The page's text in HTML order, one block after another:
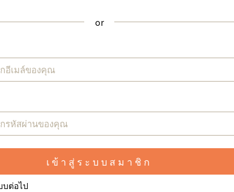
เข้าสู่ระบบสมาชิก
บต่อไป